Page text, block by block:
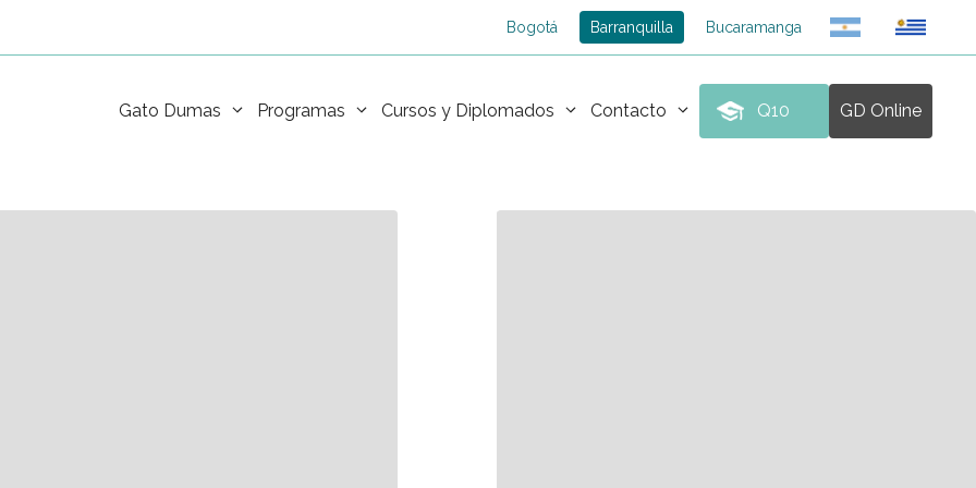
Bogotá Barranquilla Bucaramanga
Gato Dumas Programas Cursos y Diplomados Contacto Q10 GD Online